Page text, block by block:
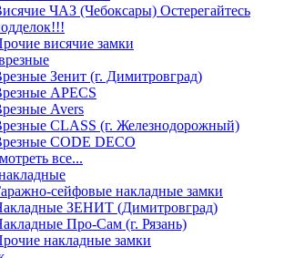
ЧАЗ (Чебоксары) Остерегайтесь
висячие замки
Зенит (г. Димитровград)
APECS
Avers
CLASS (г. Железнодорожный)
CODE DECO
все...
сейфовые накладные замки
ЗЕНИТ (Димитровград)
Про-Сам (г. Рязань)
накладные замки